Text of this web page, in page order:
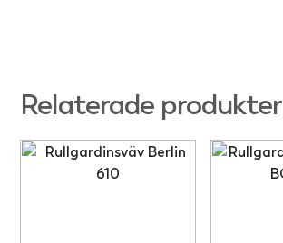
Relaterade produkter